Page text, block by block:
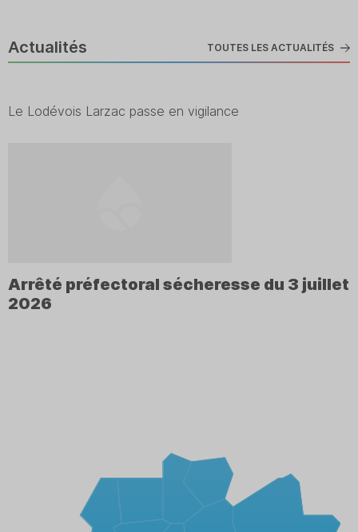
Actualités TOUTES LES ACTUALITÉS
Le Lodévois Larzac passe en vigilance
Arrêté préfectoral sécheresse du 3 juillet
2026